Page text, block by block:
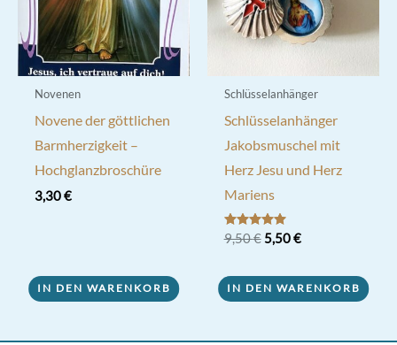
Novenen
Novene der göttlichen
Barmherzigkeit –
Hochglanzbroschüre
3,30€
IN DEN WARENKORB
Schlüsselanhänger
Schlüsselanhänger
Jakobsmuschel mit
Herz Jesu und Herz
Mariens
Bewertet mit
5.00
9,50€ Ursprünglicher
9,50 €
5,50€Aktueller
5,50 €.
IN DEN WARENKORB